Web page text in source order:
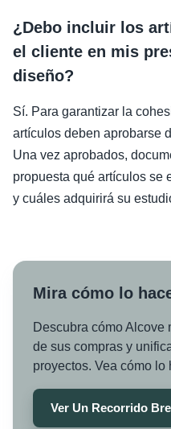
¿Debo incluir los
el cliente en mis
diseño?
Sí. Para garantizar la
artículos deben aprobarse
Una vez aprobados,
propuesta qué artículos se
y cuáles adquirirá su
Mira cómo lo
Descubra cómo Alcove
de sus compras y
proyectos. Vea cómo lo
Ver Un Recorrido